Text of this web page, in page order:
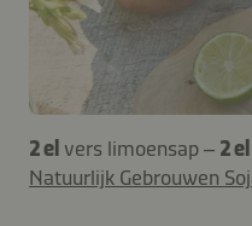
2 el vers limoensap – 2 el
Natuurlijk Gebrouwen